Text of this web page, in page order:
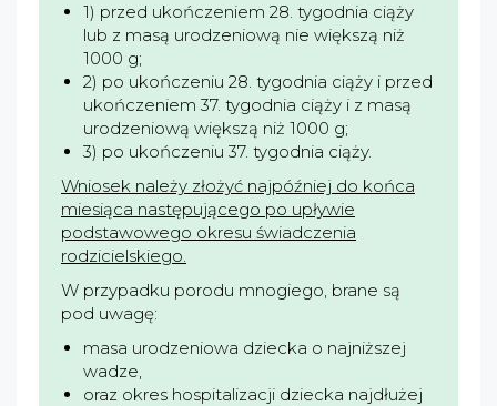
1) przed ukończeniem 28. tygodnia ciąży
lub z masą urodzeniową nie większą niż
1000 g;
2) po ukończeniu 28. tygodnia ciąży i przed
ukończeniem 37. tygodnia ciąży i z masą
urodzeniową większą niż 1000 g;
3) po ukończeniu 37. tygodnia ciąży.
Wniosek należy złożyć najpóźniej do końca
miesiąca następującego po upływie
podstawowego okresu świadczenia
rodzicielskiego.
W przypadku porodu mnogiego, brane są
pod uwagę:
masa urodzeniowa dziecka o najniższej
wadze,
oraz okres hospitalizacji dziecka najdłużej